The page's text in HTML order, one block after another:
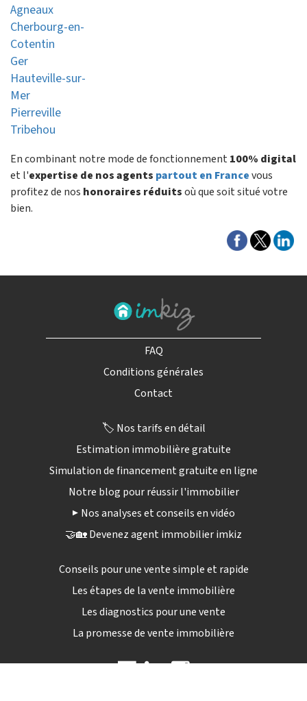
Agneaux
Cherbourg-en-
Cotentin
Ger
Hauteville-sur-
Mer
Pierreville
Tribehou
En combinant notre mode de fonctionnement 100% digital
et l'expertise de nos agents partout en Francevous
profitez de nos honoraires réduitsoù que soit situé votre
bien.
FAQ
Conditions générales
Contact
🏷️ Nos tarifs en détail
Estimation immobilière gratuite
Simulation de financement gratuite en ligne
Notre blog pour réussir l'immobilier
▶️ Nos analyses et conseils en vidéo
🤝🏡 Devenez agent immobilier imkiz
Conseils pour une vente simple et rapide
Les étapes de la vente immobilière
Les diagnostics pour une vente
La promesse de vente immobilière